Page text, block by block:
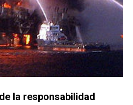
la responsabilidad